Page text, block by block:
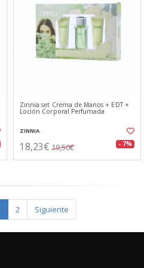
Zinnia set Crema de Manos + EDT +
Loción Corporal Perfumada
ZINNIA
18,23€ 19,50€ - 7%
2 Siguiente